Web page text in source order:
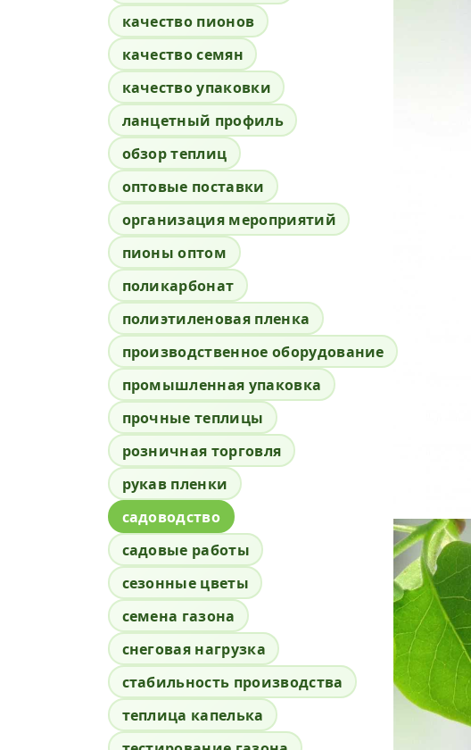
качество пионов
качество семян
качество упаковки
ланцетный профиль
обзор теплиц
оптовые поставки
организация мероприятий
пионы оптом
поликарбонат
полиэтиленовая пленка
производственное оборудование
промышленная упаковка
прочные теплицы
розничная торговля
рукав пленки
садоводство
садовые работы
сезонные цветы
семена газона
снеговая нагрузка
стабильность производства
теплица капелька